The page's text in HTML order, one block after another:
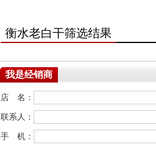
衡水老白干筛选结果
我是经销商
店 名：
联系人：
手 机：